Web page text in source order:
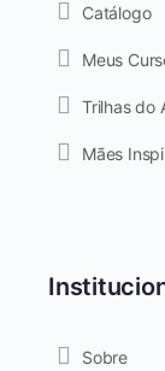
Catálogo
Meus
Trilhas do
Mães
Sobre